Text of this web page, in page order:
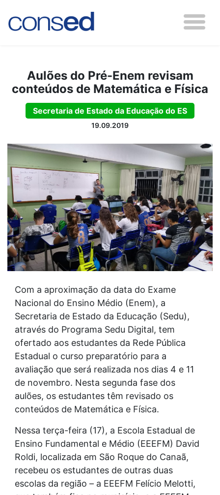
Aulões do Pré-Enem revisam
conteúdos de Matemática e Física
Secretaria de Estado da Educação do ES
19.09.2019
Com a aproximação da data do Exame
Nacional do Ensino Médio (Enem), a
Secretaria de Estado da Educação (Sedu),
através do Programa Sedu Digital, tem
ofertado aos estudantes da Rede Pública
Estadual o curso preparatório para a
avaliação que será realizada nos dias 4 e 11
de novembro. Nesta segunda fase dos
aulões, os estudantes têm revisado os
conteúdos de Matemática e Física.
Nessa terça-feira (17), a Escola Estadual de
Ensino Fundamental e Médio (EEEFM) David
Roldi, localizada em São Roque do Canaã,
recebeu os estudantes de outras duas
escolas da região – a EEEFM Felício Melotti,